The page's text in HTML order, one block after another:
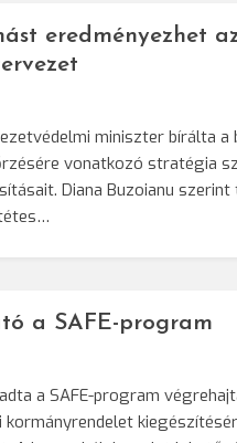
eredményezhet
miniszter bírálta a
vonatkozó stratégia
Diana Buzoianu szerint
a SAFE-program
a SAFE-program